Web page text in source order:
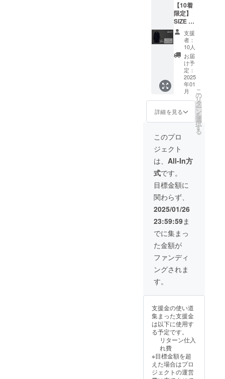
円
OFF） ※
送料込
み
短とな
りま
す。 ・
カ
ラー：
NVY ・
サイ
ズ：
2（170
~177c
m推
奨） ・
一般販
売予定
円（税
特別価
格：
円
（4,180
OFF） ※
送料込
定。 ※
東京か
らの配
送にな
りま
す。遠
方は3営
業日が
最短と
なりま
す。 ※
土日、
祝日は
発送で
翌営業
送が最
短とな
りま
す。 ・
カ
ラー：
NVY ・
サイ
3（178
cm~推
奨） ・
一般販
売予定
価格：
46,200
特別価
格：
42,020
円
（4,180
円
OFF） ※
送料込
み
【10着
限定】
SIZE 2 /
M~L相
当 /
170cm
~177c
m推奨
12月末
配送予
定。 ・
ラー：
NVY ・
サイ
2（170
~177c
m推
奨） ・
一般販
売予定
価格：
46,200
円（税
込） →
特別価
格：
41,200
円
（5,000
円
OFF） ※
送料込
支援
者：
10人
お届
け予
定：
2025
年01
月
詳細を見る
こ
の
リ
タ
ー
ン
を
選
択
す
る
このプロ
ジェクト
は、 All-In方
式です。
目標金額に
関わらず、
2025/01/26
23:59:59ま
でに集まっ
た金額が
ファンディ
ングされま
す。
支援金の使い道
集まった支援金
は以下に使用す
る予定です。
リターン仕入
れ費
※目標金額を超
えた場合はプロ
ジェクトの運営